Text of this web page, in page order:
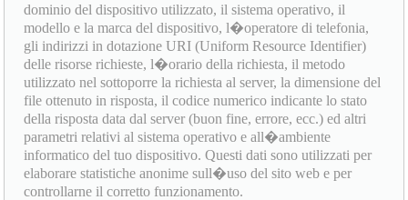
dominio del dispositivo utilizzato, il sistema operativo, il
modello e la marca del dispositivo, l�operatore di telefonia,
gli indirizzi in dotazione URI (Uniform Resource Identifier)
delle risorse richieste, l�orario della richiesta, il metodo
utilizzato nel sottoporre la richiesta al server, la dimensione del
file ottenuto in risposta, il codice numerico indicante lo stato
della risposta data dal server (buon fine, errore, ecc.) ed altri
parametri relativi al sistema operativo e all�ambiente
informatico del tuo dispositivo. Questi dati sono utilizzati per
elaborare statistiche anonime sull�uso del sito web e per
controllarne il corretto funzionamento.